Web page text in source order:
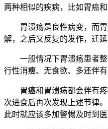
两种相似的疾病，比如胃癌
胃溃疡是良性病变，而胃
解，之后又反复的发作，迁
一般情况下胃溃疡患者整
行性消瘦、无食欲、多还伴
胃癌和胃溃疡都会伴有疼
次进食后再次发现上述节律
此时就应该多加警惕及时到医